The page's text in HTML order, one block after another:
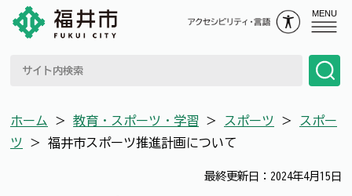
MENU
ホーム ＞ 教育・スポーツ・学習 ＞ スポーツ ＞
スポー
ツ
＞ 福井市スポーツ推進計画について
最終更新日：2024年4月15日